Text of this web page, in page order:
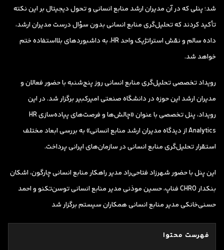
شد؛ پنلی که در آن مدیران ارشد منابع انسانی و تحول دیجیتال بر این نکته
تأکید کردند که تحلیل‌گری منابع انسانی بدون سؤال درست مدیران ارشد،
داده سالم و نقش استراتژیک واحد HR، به داشبوردهای بلااستفاده ختم
خواهد شد.
رویداد تخصصی تحلیل‌گری منابع انسانی روز پنج‌شنبه با حضور فعالان و
مدیران ارشد این حوزه در دانشگاه صنعتی امیرکبیر برگزار شد. در این
رویداد، پنل تخصصی با عنوان «چالش‌ها و فرصت‌های پیاده‌سازی HR
Analytics از دیدگاه مدیران ارشد منابع انسانی» به بررسی ابعاد مختلف
استقرار تحلیل‌گری منابع انسانی در سازمان‌های ایرانی پرداخت.
این پنل با حضور شهرزاد فتاحی‌راد مدیر راهکار منابع انسانی چارگون، اشکان
بنکدار CHRO فناپ، حسین موذنی مدیر منابع انسانی توسن‌تکنو و احمد
حسنی‌خانکی مدیر منابع انسانی همکاران سیستم برگزار شد
فهرست محتوا